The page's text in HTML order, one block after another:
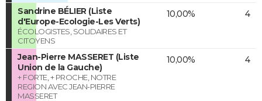
Sandrine BÉLIER (Liste
d'Europe-Ecologie-Les Verts)
ÉCOLOGISTES, SOLIDAIRES ET
CITOYENS
10,00% 4
Jean-Pierre MASSERET (Liste
Union de la Gauche)
+ FORTE, + PROCHE, NOTRE
REGION AVEC JEAN-PIERRE
MASSERET
10,00% 4